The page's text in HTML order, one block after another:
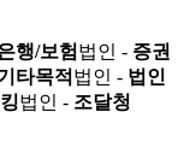
행/보험 법인 - 증권
타목적 법인 - 법인
법인 - 조달청